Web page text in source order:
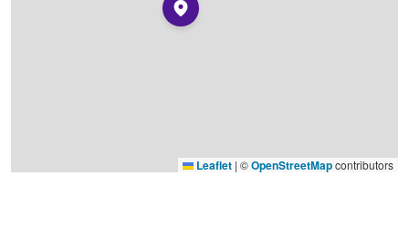
Leaflet | ©OpenStreetMapcontributors